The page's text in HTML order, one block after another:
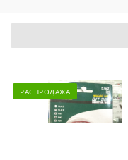
РАСПРОДАЖА